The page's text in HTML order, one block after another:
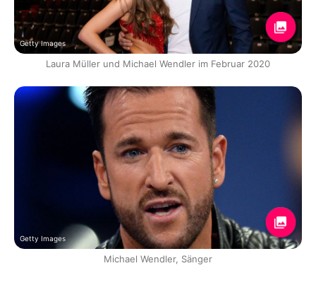
Getty Images
Laura Müller und Michael Wendler im Februar 2020
Getty Images
Michael Wendler, Sänger